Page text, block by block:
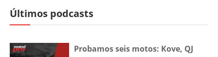
Últimos podcasts
Probamos seis motos: Kove, QJ